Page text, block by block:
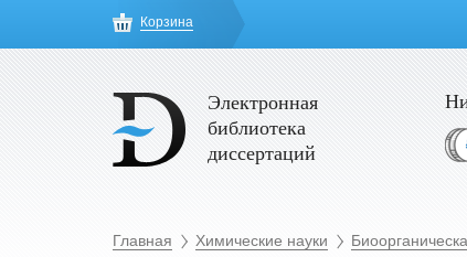
Корзина
Электронная
библиотека
диссертаций
Главная Химические науки